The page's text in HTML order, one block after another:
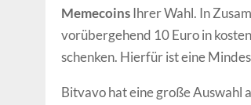
MemecoinsIhrer Wahl. In
vorübergehend 10 Euro in
schenken. Hierfür ist eine
Bitvavo hat eine große Auswahl